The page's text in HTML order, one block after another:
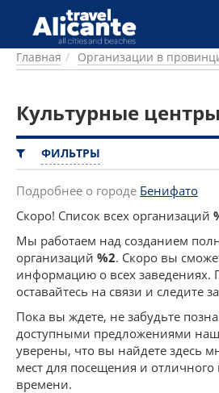
Перейти к основному содержанию
ГОРОДА
ПИТАНИЕ
ПРОЖИВАНИЕ
ПЛЯЖИ
КЕМПИНГ
КОМАРКИ (РАЙОНЫ)
РЕЦЕПТЫ
ПРЕДЛОЖЕНИЯ
СТАТЬИ
УСЛУГИ
Главная Организации в
Культурные
ФИЛЬТРЫ
Подробнее о городе Бенифато
Скоро! Список всех организаций
Мы работаем над созданием
организаций %2. Скоро вы
информацию о всех заведениях.
оставайтесь на связи и следите
Пока вы ждете, не забудьте
доступными предложениями
уверены, что вы найдете здесь
мест для посещения и отличного
времени.